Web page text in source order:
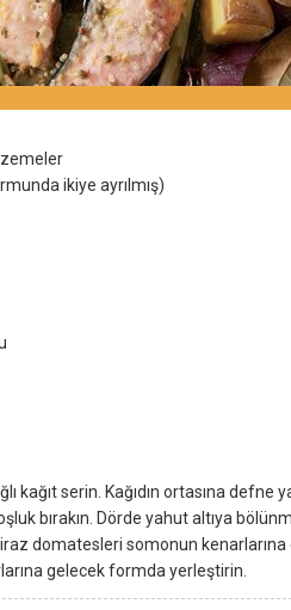
ikiye ayrılmış)
kağıt serin. Kağıdın ortasına
bırakın. Dörde yahut altıya
domatesleri somonun kenarlarına
gelecek formda yerleştirin.